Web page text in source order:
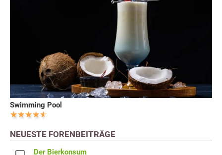
Swimming Pool
NEUESTE FORENBEITRÄGE
Der Bierkonsum